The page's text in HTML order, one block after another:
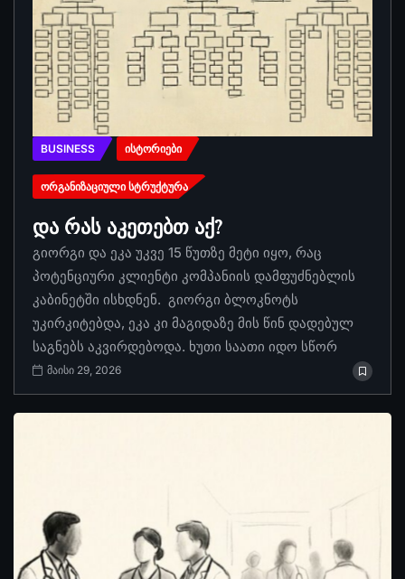
BUSINESS ᲘᲡᲢᲝᲠᲘᲔᲑᲘ
ᲝᲠᲒᲐᲜᲘᲖᲐᲪᲘᲣᲚᲘ ᲡᲢᲠᲣᲥᲢᲣᲠᲐ
და რას აკეთებთ აქ?
გიორგი და ეკა უკვე 15 წუთზე მეტი იყო, რაც
პოტენციური კლიენტი კომპანიის დამფუძნებლის
კაბინეტში ისხდნენ. გიორგი ბლოკნოტს
უკირკიტებდა, ეკა კი მაგიდაზე მის წინ დადებულ
საგნებს აკვირდებოდა. ხუთი საათი იდო სწორ
მაისი 29, 2026